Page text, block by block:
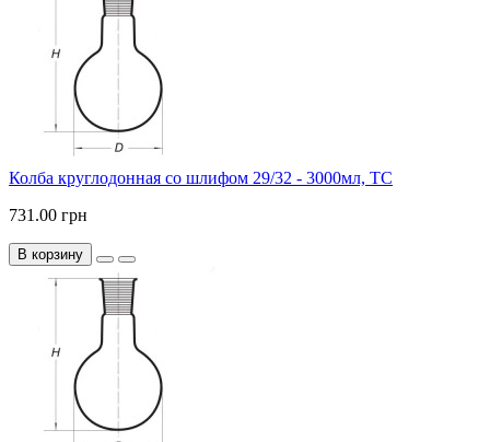
Колба круглодонная со шлифом 29/32 - 3000мл, ТС
731.00 грн
В корзину